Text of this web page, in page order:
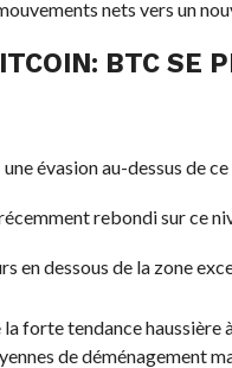
nets vers un
: BTCSE
évasion au-dessus de
rebondi sur ce
en dessous de la zone
forte tendance haussière
de déménagement